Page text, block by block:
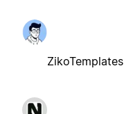
ZikoTemplates